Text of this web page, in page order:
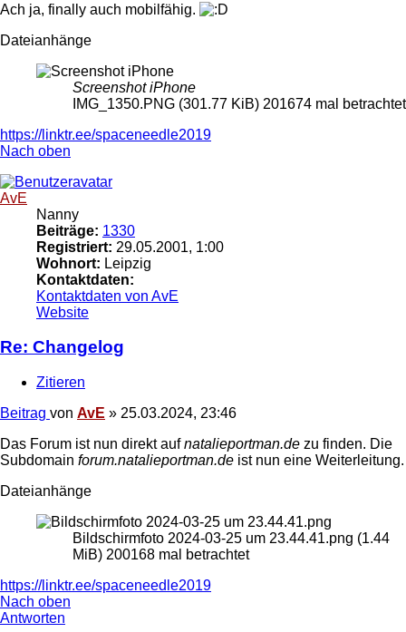
Ach ja, finally auch mobilfähig.
Dateianhänge
Screenshot iPhone
IMG_1350.PNG (301.77 KiB) 201674 mal betrachtet
https://linktr.ee/spaceneedle2019
Nach oben
AvE
Nanny
Beiträge: 1330
Registriert: 29.05.2001, 1:00
Wohnort: Leipzig
Kontaktdaten:
Kontaktdaten von AvE
Website
Re: Changelog
Zitieren
Beitrag von AvE » 25.03.2024, 23:46
Das Forum ist nun direkt aufnatalieportman.de zu finden. Die
Subdomain forum.natalieportman.de ist nun eine Weiterleitung.
Dateianhänge
Bildschirmfoto 2024-03-25 um 23.44.41.png (1.44
MiB) 200168 mal betrachtet
https://linktr.ee/spaceneedle2019
Nach oben
Antworten